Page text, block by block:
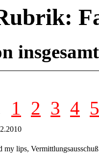
1 2 3 4 5
my lips,